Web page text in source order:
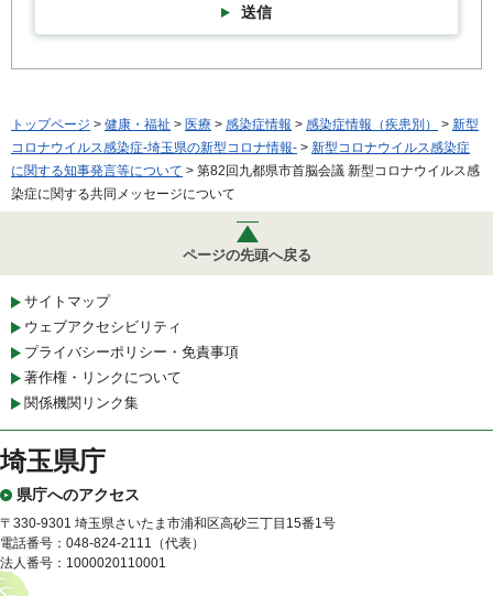
送信
トップページ > 健康・福祉 > 医療 > 感染症情報 > 感染症情報（疾患別） > 新型
コロナウイルス感染症-埼玉県の新型コロナ情報- > 新型コロナウイルス感染症
に関する知事発言等について > 第82回九都県市首脳会議 新型コロナウイルス感
染症に関する共同メッセージについて
ページの先頭へ戻る
サイトマップ
ウェブアクセシビリティ
プライバシーポリシー・免責事項
著作権・リンクについて
関係機関リンク集
埼玉県庁
県庁へのアクセス
〒330-9301 埼玉県さいたま市浦和区高砂三丁目15番1号
電話番号：048-824-2111（代表）
法人番号：1000020110001